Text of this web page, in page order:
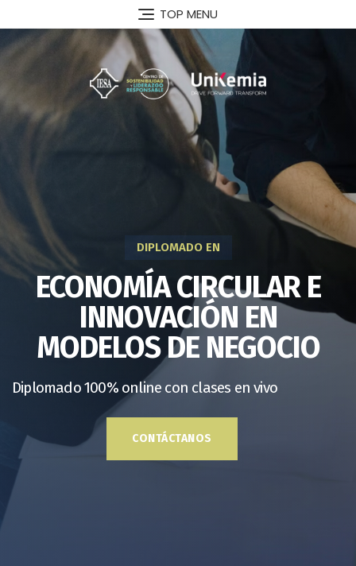
TOP MENU
DIPLOMADO EN
ECONOMÍA CIRCULAR E
INNOVACIÓN EN
MODELOS DE NEGOCIO
Diplomado 100% online con clases en vivo
CONTÁCTANOS